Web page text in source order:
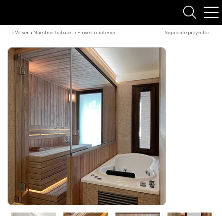
Siguiente proyecto ›
‹ Volver a Nuestros Trabajos ‹ Proyecto anterior